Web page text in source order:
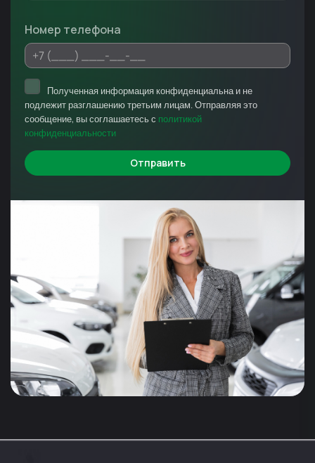
Номер телефона
Отправить
Полученная информация конфиденциальна и не
подлежит разглашению третьим лицам. Отправляя это
сообщение, вы соглашаетесь с политикой
конфиденциальности